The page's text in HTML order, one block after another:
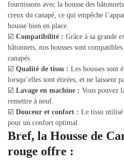
fournissons avec la housse des
creux du canapé, ce qui empêche
housse bien en place.
☑️ Compatibilité : Grâce à sa grande
bâtonnets, nos housses sont
canapés.
☑️ Qualité de tissu : Les housses sont
lorsqu’elles sont étirées, et ne laissent
☑️ Lavage en machine : Vous pouvez
remettre à neuf.
☑️ Douceur et confort : Le tissu
pour un confort optimal.
Bref, la Housse de
rouge offre :